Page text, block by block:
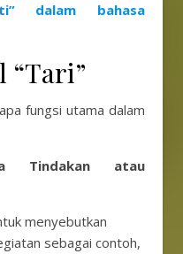
dalam bahasa
“Tari”
fungsi utama dalam
Tindakan atau
menyebutkan
sebagai contoh,